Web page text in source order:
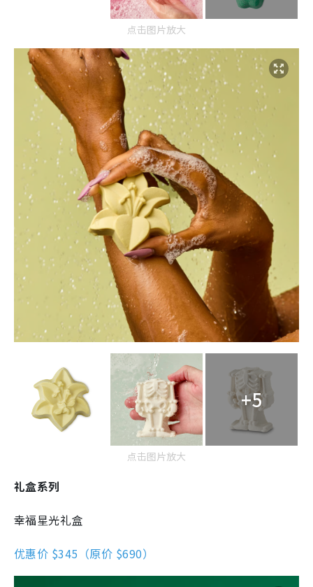
点击图片放大
+5
点击图片放大
礼盒系列
幸福星光礼盒
优惠价 $345（原价 $690）